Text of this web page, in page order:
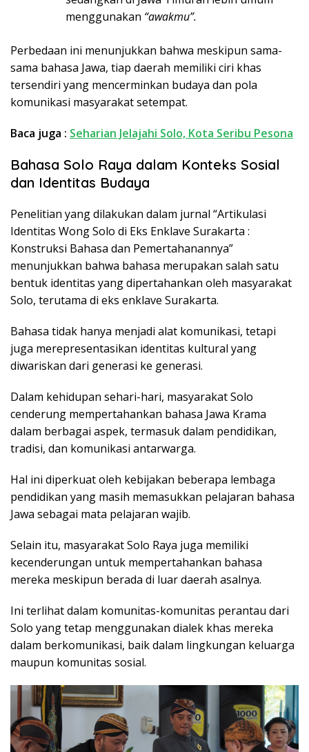
menggunakan “awakmu”.
Perbedaan ini menunjukkan bahwa meskipun sama-
sama bahasa Jawa, tiap daerah memiliki ciri khas
tersendiri yang mencerminkan budaya dan pola
komunikasi masyarakat setempat.
Baca juga : Seharian Jelajahi Solo, Kota Seribu Pesona
Bahasa Solo Raya dalam Konteks Sosial
dan Identitas Budaya
Penelitian yang dilakukan dalam jurnal “Artikulasi
Identitas Wong Solo di Eks Enklave Surakarta :
Konstruksi Bahasa dan Pemertahanannya”
menunjukkan bahwa bahasa merupakan salah satu
bentuk identitas yang dipertahankan oleh masyarakat
Solo, terutama di eks enklave Surakarta.
Bahasa tidak hanya menjadi alat komunikasi, tetapi
juga merepresentasikan identitas kultural yang
diwariskan dari generasi ke generasi.
Dalam kehidupan sehari-hari, masyarakat Solo
cenderung mempertahankan bahasa Jawa Krama
dalam berbagai aspek, termasuk dalam pendidikan,
tradisi, dan komunikasi antarwarga.
Hal ini diperkuat oleh kebijakan beberapa lembaga
pendidikan yang masih memasukkan pelajaran bahasa
Jawa sebagai mata pelajaran wajib.
Selain itu, masyarakat Solo Raya juga memiliki
kecenderungan untuk mempertahankan bahasa
mereka meskipun berada di luar daerah asalnya.
Ini terlihat dalam komunitas-komunitas perantau dari
Solo yang tetap menggunakan dialek khas mereka
dalam berkomunikasi, baik dalam lingkungan keluarga
maupun komunitas sosial.